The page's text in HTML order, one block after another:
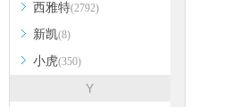
西雅特(2792)
新凯(8)
小虎(350)
Y